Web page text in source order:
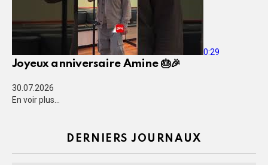
0:29
Joyeux anniversaire Amine 🎂🎉
30.07.2026
En voir plus...
DERNIERS JOURNAUX